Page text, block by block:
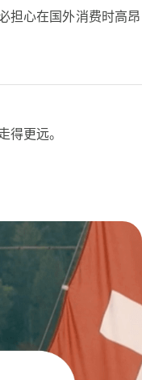
担心在国外消费时高昂
得更远。